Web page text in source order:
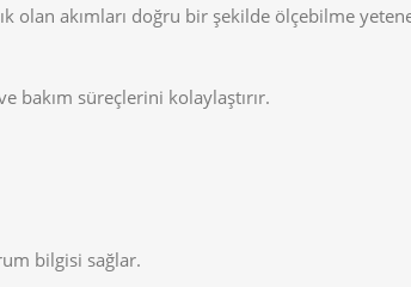
olan akımları doğru bir şekilde ölçebilme
bakım süreçlerini kolaylaştırır.
bilgisi sağlar.